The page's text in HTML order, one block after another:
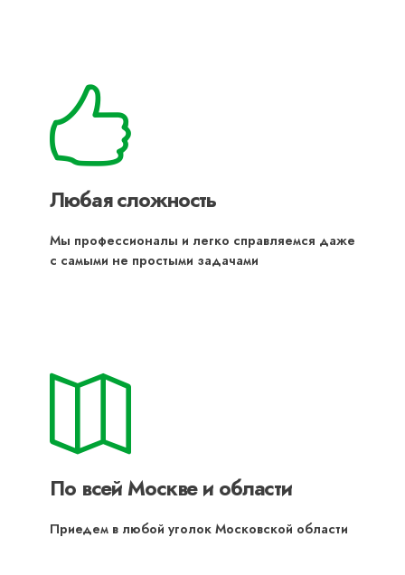
Любая сложность
Мы профессионалы и легко справляемся даже
с самыми не простыми задачами
По всей Москве и области
Приедем в любой уголок Московской области